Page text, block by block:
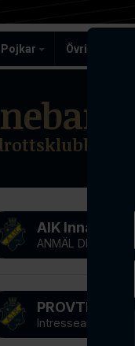
Pojkar Övriga lag
AIK
ANMÄL DIG NU
Intresseanmälan